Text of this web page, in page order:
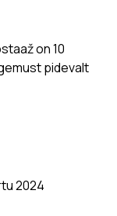
on 10
pidevalt
2024